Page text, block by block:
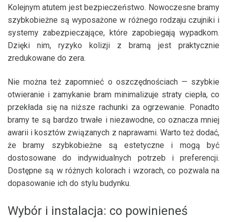
Kolejnym atutem jest bezpieczeństwo. Nowoczesne bramy
szybkobieżne są wyposażone w różnego rodzaju czujniki i
systemy zabezpieczające, które zapobiegają wypadkom.
Dzięki nim, ryzyko kolizji z bramą jest praktycznie
zredukowane do zera.
Nie można też zapomnieć o oszczędnościach — szybkie
otwieranie i zamykanie bram minimalizuje straty ciepła, co
przekłada się na niższe rachunki za ogrzewanie. Ponadto
bramy te są bardzo trwałe i niezawodne, co oznacza mniej
awarii i kosztów związanych z naprawami. Warto też dodać,
że bramy szybkobieżne są estetyczne i mogą być
dostosowane do indywidualnych potrzeb i preferencji.
Dostępne są w różnych kolorach i wzorach, co pozwala na
dopasowanie ich do stylu budynku.
Wybór i instalacja: co powinieneś